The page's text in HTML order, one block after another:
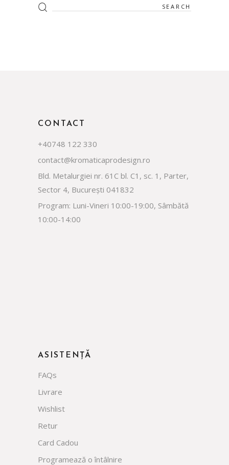
CONTACT
+40748 122 330
contact@kromaticaprodesign.ro
Bld. Metalurgiei nr. 61C bl. C1, sc. 1, Parter,
Sector 4, București 041832
Program: Luni-Vineri 10:00-19:00, Sâmbătă
10:00-14:00
ASISTENȚĂ
FAQs
Livrare
Wishlist
Retur
Card Cadou
Programează o întâlnire